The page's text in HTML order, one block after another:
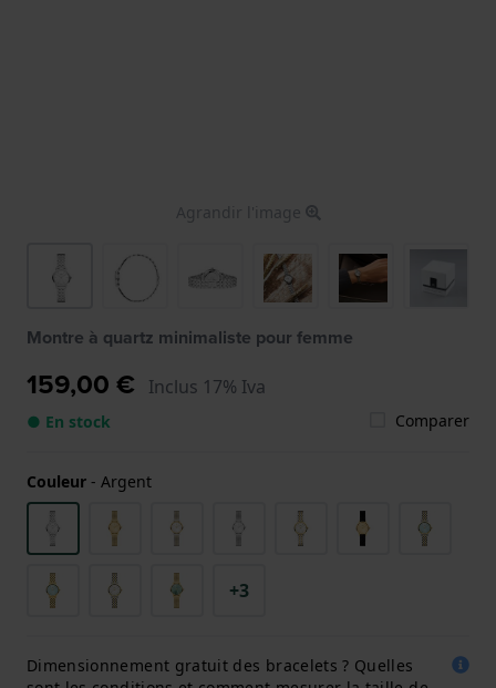
Agrandir l'image
Montre à quartz minimaliste pour femme
159,00 € Inclus 17% Iva
● En stock Comparer
Couleur - Argent
+3
Dimensionnement gratuit des bracelets ? Quelles